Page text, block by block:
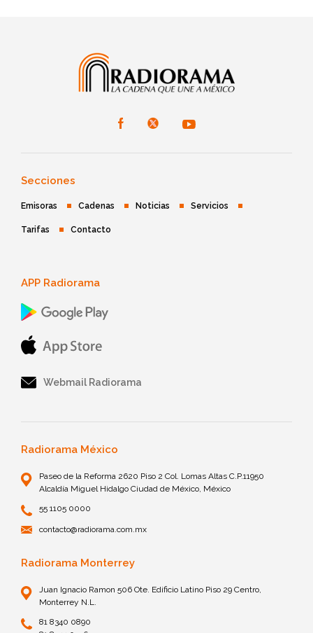
Secciones
Emisoras Cadenas Noticias Servicios
Tarifas Contacto
APP Radiorama
Webmail Radiorama
Radiorama México
Paseo de la Reforma 2620 Piso 2 Col. Lomas Altas C.P.11950
Alcaldía Miguel Hidalgo Ciudad de México, México
55 1105 0000
contacto@radiorama.com.mx
Radiorama Monterrey
Juan Ignacio Ramon 506 Ote. Edificio Latino Piso 29 Centro,
Monterrey N.L.
81 8340 0890